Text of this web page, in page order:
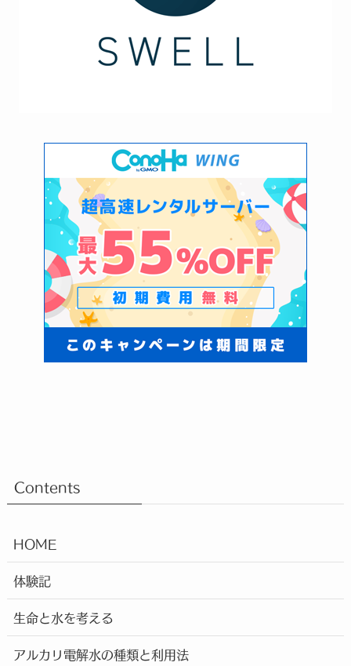
Contents
HOME
体験記
生命と水を考える
アルカリ電解水の種類と利用法